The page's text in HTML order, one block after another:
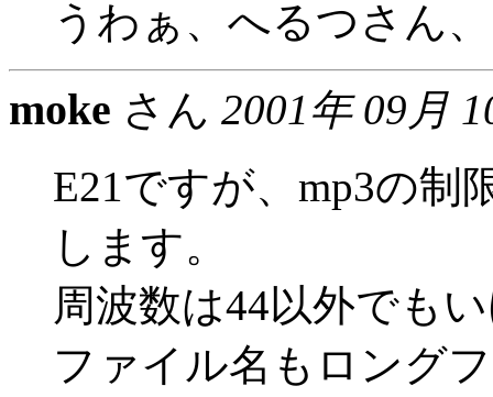
うわぁ、へるつさん
moke さん 2001年 09月
E21ですが、mp3の制
します。
周波数は44以外でも
ファイル名もロング